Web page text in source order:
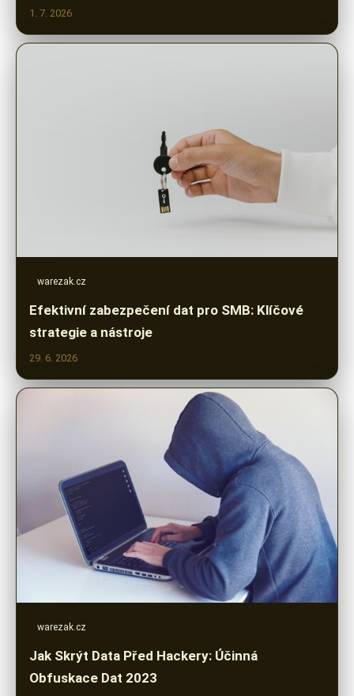
1. 7. 2026
warezak.cz
Efektivní zabezpečení dat pro SMB: Klíčové
strategie a nástroje
29. 6. 2026
warezak.cz
Jak Skrýt Data Před Hackery: Účinná
Obfuskace Dat 2023